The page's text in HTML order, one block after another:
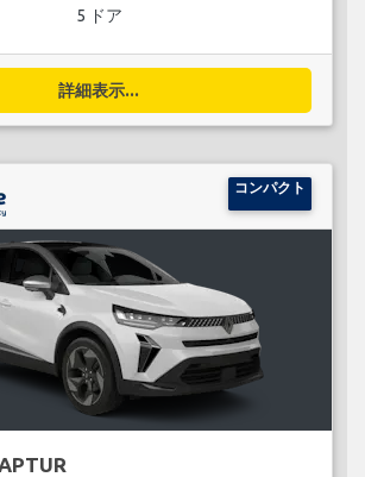
5 ドア
詳細表示...
コンパクト